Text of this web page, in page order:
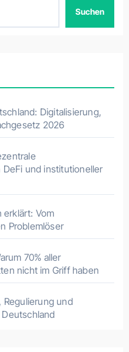
Suchen
Digitalisierung,
2026
und institutioneller
erklärt: Vom
Problemlöser
70% aller
nicht im Griff haben
Regulierung und